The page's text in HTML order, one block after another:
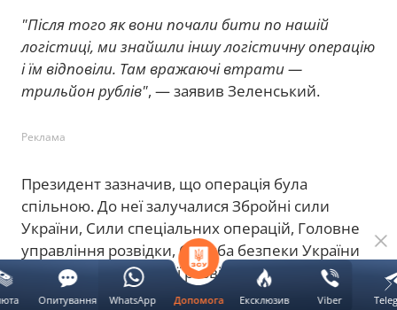
"Після того як вони почали бити по нашій
логістиці, ми знайшли іншу логістичну операцію
і їм відповіли. Там вражаючі втрати —
трильйон рублів", — заявив Зеленський.
Реклама
Президент зазначив, що операція була
спільною. До неї залучалися Збройні сили
України, Сили спеціальних операцій, Головне
управління розвідки, Служба безпеки України
та Служба зовнішньої розвідки.
Допомога Ексклюзив Viber
Опитування WhatsApp